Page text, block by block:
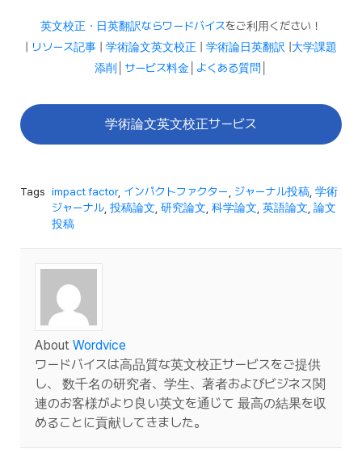
英文校正・日英翻訳ならワードバイスをご利用ください！
リソース記事 学術論文英文校正 学術論日英翻訳
大学課題
添削
サービス料金 よくある質問
学術論文英文校正サービス
Tags impact factor, インパクトファクター ジャーナル投稿 学術
ジャーナル 投稿論文 研究論文 科学論文 英語論文 論文
投稿
About Wordvice
ワードバイスは高品質な英文校正サービスをご提供
し、 数千名の研究者、学生、著者およびビジネス関
連のお客様がより良い英文を通じて 最高の結果を収
めることに貢献してきました。